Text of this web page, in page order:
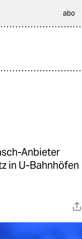
abo
Anbieter
in U-Bahnhöfen